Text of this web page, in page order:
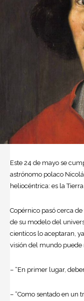
Este 24 de mayo se
astrónomo polaco
heliocéntrica: es la
Copérnico pasó cerca
de su modelo del
cientícos lo aceptaran,
visión del mundo puede
– “En primer lugar,
– “Como sentado en un